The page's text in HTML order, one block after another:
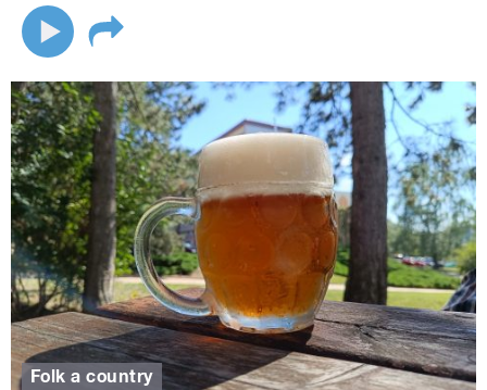
Folk a country